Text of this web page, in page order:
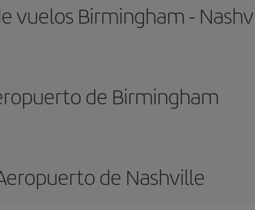
vuelos Birmingham -
de Birmingham
de Nashville